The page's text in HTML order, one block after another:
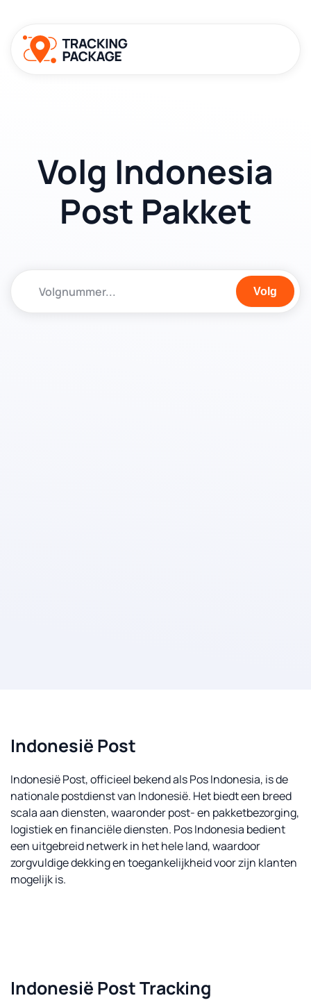
Volg Indonesia
Post Pakket
Volg
Indonesië Post
Indonesië Post, officieel bekend als Pos Indonesia, is de
nationale postdienst van Indonesië. Het biedt een breed
scala aan diensten, waaronder post- en pakketbezorging,
logistiek en financiële diensten. Pos Indonesia bedient
een uitgebreid netwerk in het hele land, waardoor
zorgvuldige dekking en toegankelijkheid voor zijn klanten
mogelijk is.
Indonesië Post Tracking